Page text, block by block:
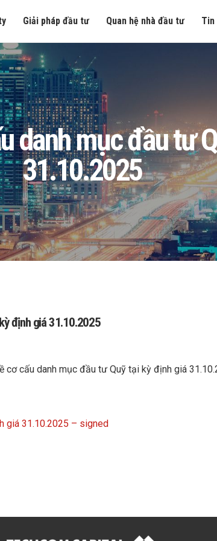
Giải pháp đầu tư Quan hệ nhà đầu tư
danh mục đầu tư
31.10.2025
định giá 31.10.2025
cơ cấu danh mục đầu tư Quỹ tại kỳ định giá
giá 31.10.2025 – signed